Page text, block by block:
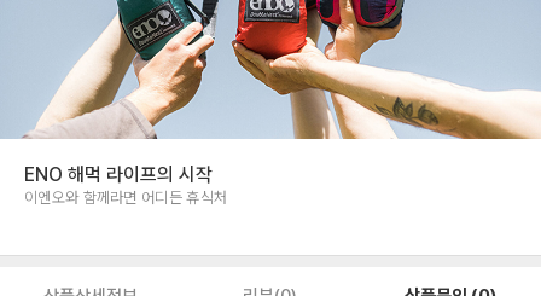
ENO 해먹 라이프의 시작
이엔오와 함께라면 어디든 휴식처